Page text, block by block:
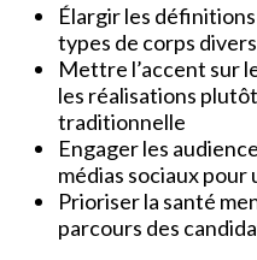
Élargir les
types de corps divers
Mettre l’accent sur
les réalisations
traditionnelle
Engager les
médias sociaux
Prioriser la santé
parcours des